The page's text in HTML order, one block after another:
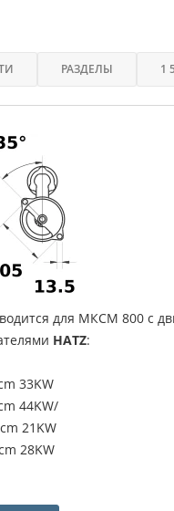
РАЗДЕЛЫ 1
для МКСМ 800 с
HATZ:
33KW
44KW/
21KW
28KW